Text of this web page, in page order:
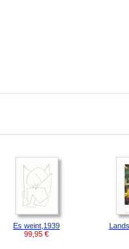
Es weint,1939
99,95 €